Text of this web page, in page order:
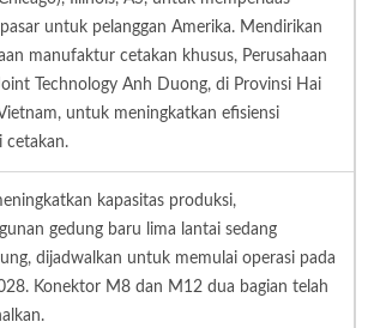
pasar untuk pelanggan Amerika. Mendirikan
manufaktur cetakan khusus, Perusahaan
Technology Anh Duong, di Provinsi Hai
untuk meningkatkan efisiensi
cetakan.
kapasitas produksi,
gedung baru lima lantai sedang
dijadwalkan untuk memulai operasi pada
Konektor M8 dan M12 dua bagian telah